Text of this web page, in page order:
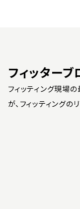
フィッターブ
フィッティング現場
が、フィッティングの